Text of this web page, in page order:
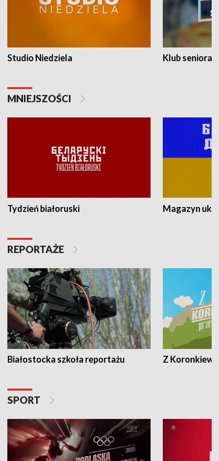
Studio Niedziela Klub seniora
MNIEJSZOŚCI
Tydzień białoruski Magazyn
REPORTAŻE
Białostocka szkoła reportażu Z
SPORT